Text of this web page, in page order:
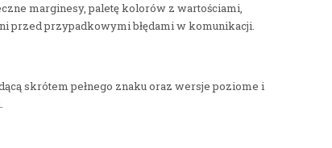
marginesy, paletę kolorów z wartościami,
przed przypadkowymi błędami w komunikacji.
skrótem pełnego znaku oraz wersje poziome i